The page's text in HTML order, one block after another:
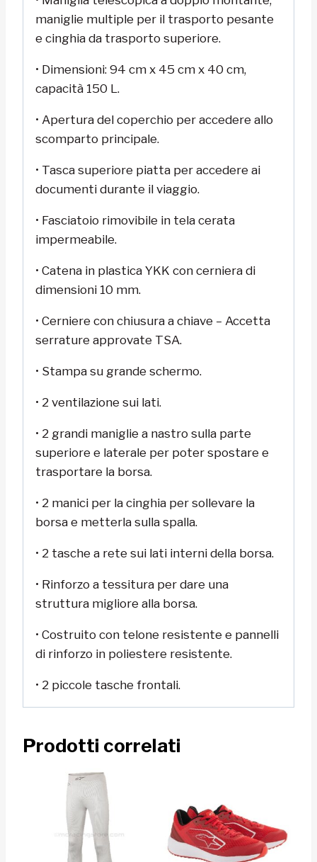
maniglie multiple per il trasporto pesante
e cinghia da trasporto superiore.
• Dimensioni: 94 cm x 45 cm x 40 cm,
capacità 150 L.
• Apertura del coperchio per accedere allo
scomparto principale.
• Tasca superiore piatta per accedere ai
documenti durante il viaggio.
• Fasciatoio rimovibile in tela cerata
impermeabile.
• Catena in plastica YKK con cerniera di
dimensioni 10 mm.
• Cerniere con chiusura a chiave – Accetta
serrature approvate TSA.
• Stampa su grande schermo.
• 2 ventilazione sui lati.
• 2 grandi maniglie a nastro sulla parte
superiore e laterale per poter spostare e
trasportare la borsa.
• 2 manici per la cinghia per sollevare la
borsa e metterla sulla spalla.
• 2 tasche a rete sui lati interni della borsa.
• Rinforzo a tessitura per dare una
struttura migliore alla borsa.
• Costruito con telone resistente e pannelli
di rinforzo in poliestere resistente.
• 2 piccole tasche frontali.
Prodotti correlati